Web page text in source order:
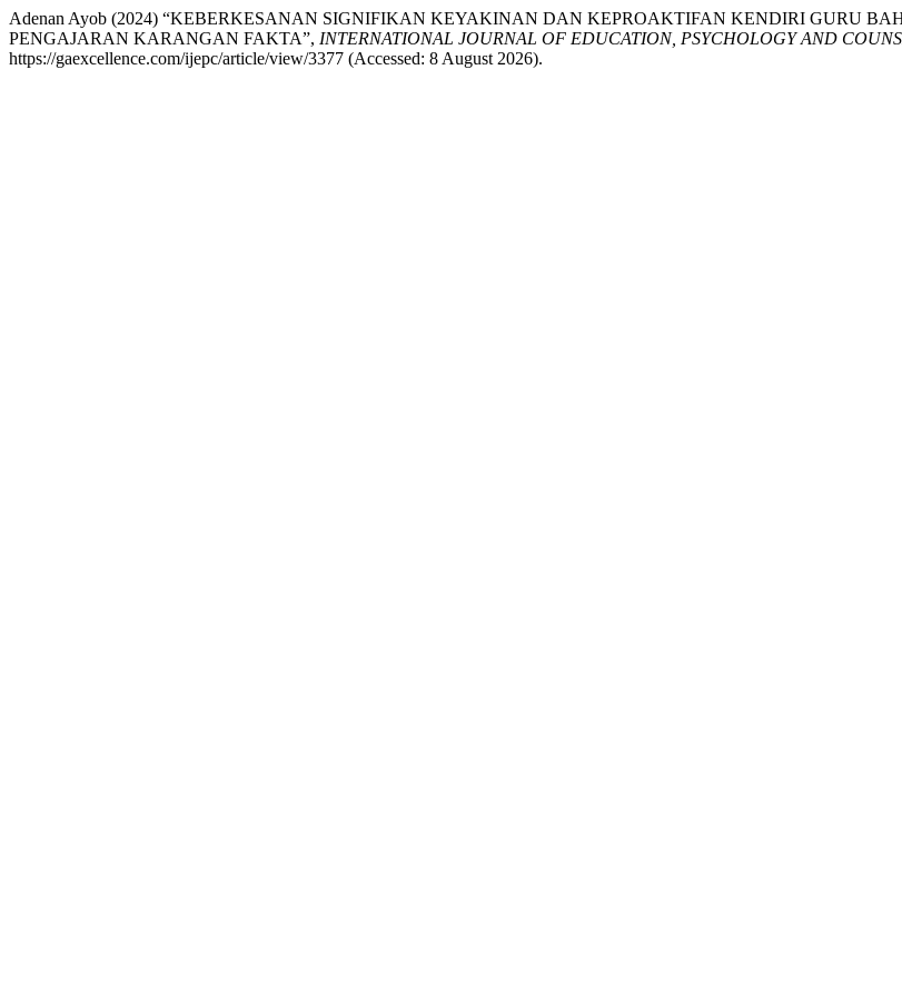
Adenan Ayob (2024) “KEBERKESANAN SIGNIFIKAN KEYAKINAN DAN KEPROAKTIFAN KENDIRI GURU
PENGAJARAN KARANGAN FAKTA”, INTERNATIONAL JOURNAL OF EDUCATION, PSYCHOLOGY AND
https://gaexcellence.com/ijepc/article/view/3377 (Accessed: 8 August 2026).